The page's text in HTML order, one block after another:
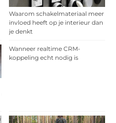
Waarom schakelmateriaal meer
invloed heeft op je interieur dan
je denkt
Wanneer realtime CRM-
koppeling echt nodig is